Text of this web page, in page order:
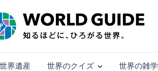
世界遺産 世界のクイズ 世界の雑学